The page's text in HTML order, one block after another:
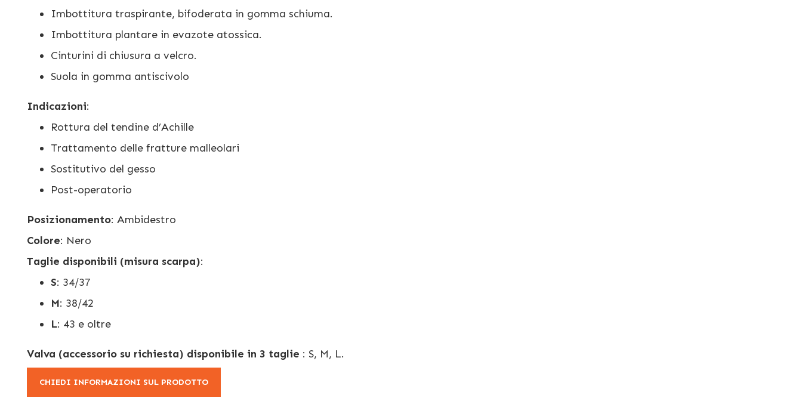
Imbottitura traspirante, bifoderata in gomma schiuma.
Imbottitura plantare in evazote atossica.
Cinturini di chiusura a velcro.
Suola in gomma antiscivolo
Indicazioni:
Rottura del tendine d’Achille
Trattamento delle fratture malleolari
Sostitutivo del gesso
Post-operatorio
Posizionamento: Ambidestro
Colore: Nero
Taglie disponibili (misura scarpa):
S: 34/37
M: 38/42
L: 43 e oltre
Valva (accessorio su richiesta) disponibile in 3 taglie : S, M, L.
CHIEDI INFORMAZIONI SUL PRODOTTO